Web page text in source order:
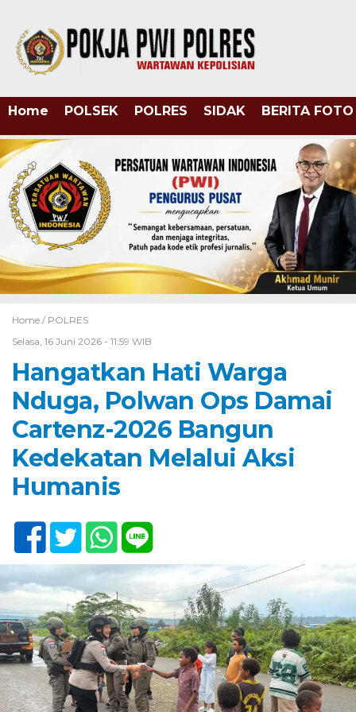
Home POLSEK POLRES SIDAK BERITA FOTO
Home / POLRES
Selasa, 16 Juni 2026 - 11:59 WIB
Hangatkan Hati Warga
Nduga, Polwan Ops Damai
Cartenz-2026 Bangun
Kedekatan Melalui Aksi
Humanis